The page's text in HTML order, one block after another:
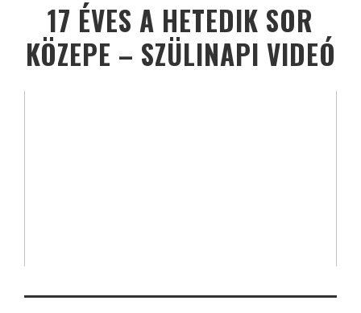
17 ÉVES A HETEDIK SOR
KÖZEPE – SZÜLINAPI VIDEÓ